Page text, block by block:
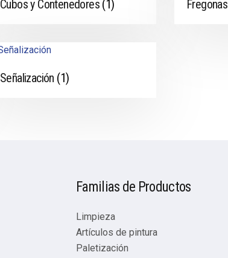
Cubos y Contenedores (1) Fregonas
Señalización (1)
Familias de Productos
Limpieza
Artículos de pintura
Paletización